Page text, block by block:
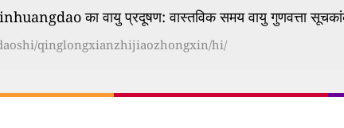
का वायु प्रदूषण: वास्तविक समय वायु गुणवत्ता
qinglongxianzhijiaozhongxin/hi/